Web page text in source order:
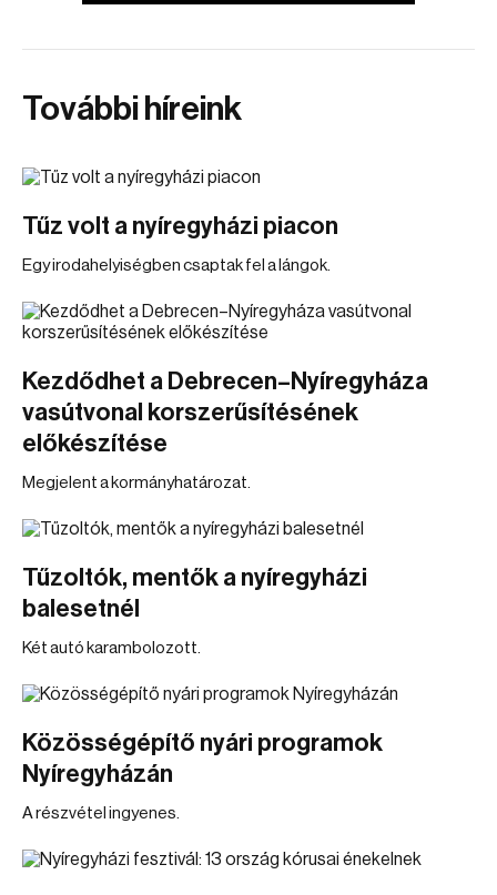
További híreink
Tűz volt a nyíregyházi piacon
Egy irodahelyiségben csaptak fel a lángok.
Kezdődhet a Debrecen–Nyíregyháza
vasútvonal korszerűsítésének
előkészítése
Megjelent a kormányhatározat.
Tűzoltók, mentők a nyíregyházi
balesetnél
Két autó karambolozott.
Közösségépítő nyári programok
Nyíregyházán
A részvétel ingyenes.